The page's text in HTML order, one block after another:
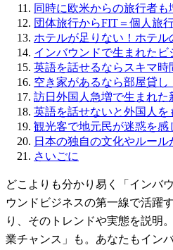
同時に欧米からの旅行者も
団体旅行からFIT＝個人旅
ホテルが足りない！ホテル
インバウンドで生まれたビ
英語を話せるならスキマ時
空き家があるなら部屋貸し
訪日外国人急増で生まれた
英語を話せないと外国人を
観光客で地元民が迷惑を感
日本の独自の文化やルー
さいごに
どこよりも分かり易く「インバ
ウンドビジネスの第一線で活躍
り、そのトレンドや実態を説明
業チャンス」も。あなたもイン